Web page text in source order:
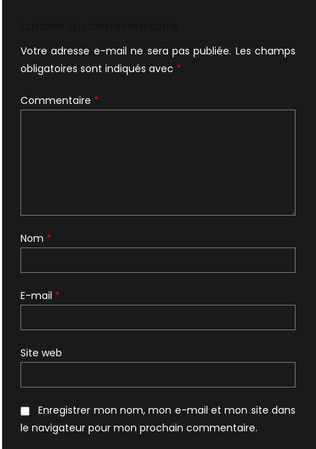
Votre adresse e-mail ne sera pas publiée. Les champs
obligatoires sont indiqués avec *
Commentaire *
Nom *
E-mail *
Site web
Enregistrer mon nom, mon e-mail et mon site dans
le navigateur pour mon prochain commentaire.